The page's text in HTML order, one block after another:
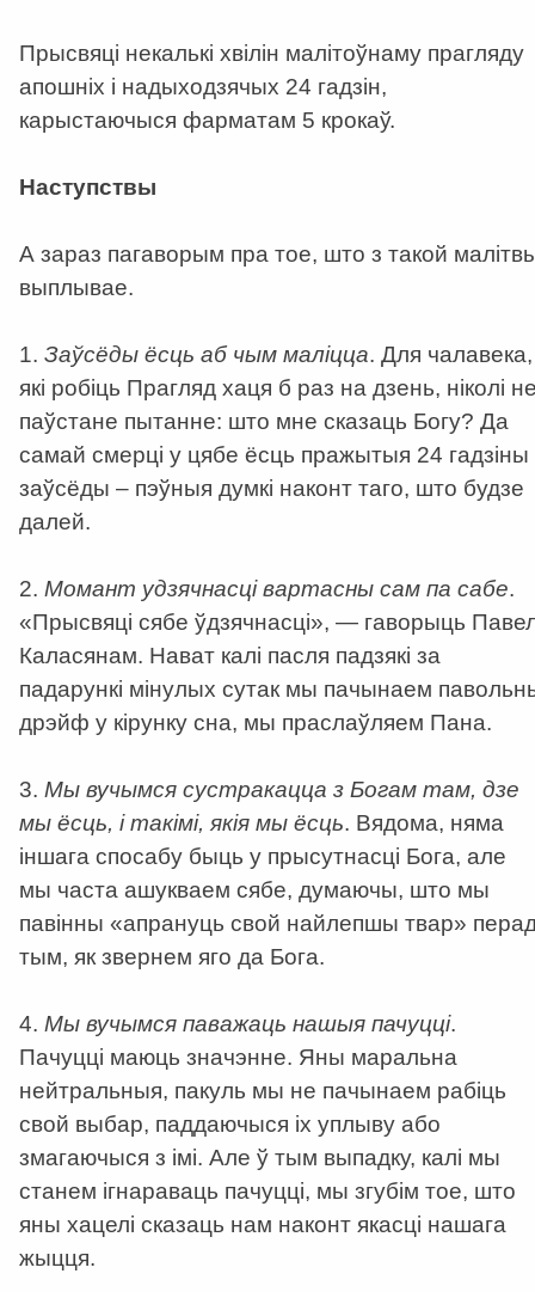
Прысвяці некалькі хвілін малітоўнаму прагляду
апошніх і надыходзячых 24 гадзін,
карыстаючыся фарматам 5 крокаў.
Наступствы
А зараз пагаворым пра тое, што з такой
выплывае.
1. Заўсёды ёсць аб чым маліцца. Для чалавека,
які робіць Прагляд хаця б раз на дзень, ніколі
паўстане пытанне: што мне сказаць Богу? Да
самай смерці у цябе ёсць пражытыя 24 гадзіны
заўсёды – пэўныя думкі наконт таго, што будзе
далей.
2. Момант удзячнасці вартасны сам па сабе.
«Прысвяці сябе ўдзячнасці», — гаворыць
Каласянам. Нават калі пасля падзякі за
падарункі мінулых сутак мы пачынаем
дрэйф у кірунку сна, мы праслаўляем Пана.
3. Мы вучымся сустракацца з Богам там, дзе
мы ёсць, і такімі, якія мы ёсць. Вядома, няма
іншага спосабу быць у прысутнасці Бога, але
мы часта ашукваем сябе, думаючы, што мы
павінны «апрануць свой найлепшы твар»
тым, як звернем яго да Бога.
4. Мы вучымся паважаць нашыя пачуцці.
Пачуцці маюць значэнне. Яны маральна
нейтральныя, пакуль мы не пачынаем рабіць
свой выбар, паддаючыся іх уплыву або
змагаючыся з імі. Але ў тым выпадку, калі мы
станем ігнараваць пачуцці, мы згубім тое, што
яны хацелі сказаць нам наконт якасці нашага
жыцця.